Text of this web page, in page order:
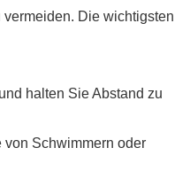
Die wichtigsten
halten Sie Abstand zu
von Schwimmern oder